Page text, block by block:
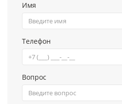
Имя
Телефон
Вопрос